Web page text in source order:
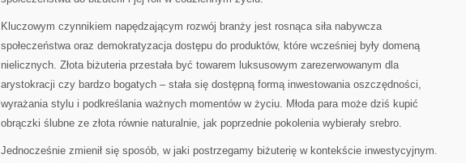
Kluczowym czynnikiem napędzającym rozwój branży jest rosnąca siła nabywcza
społeczeństwa oraz demokratyzacja dostępu do produktów, które wcześniej były domeną
nielicznych. Złota biżuteria przestała być towarem luksusowym zarezerwowanym dla
arystokracji czy bardzo bogatych – stała się dostępną formą inwestowania oszczędności,
wyrażania stylu i podkreślania ważnych momentów w życiu. Młoda para może dziś kupić
obrączki ślubne ze złota równie naturalnie, jak poprzednie pokolenia wybierały srebro.
Jednocześnie zmienił się sposób, w jaki postrzegamy biżuterię w kontekście inwestycyjnym.